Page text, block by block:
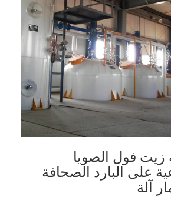
زيت فول الصويا
على البارد الصحافة
آلة